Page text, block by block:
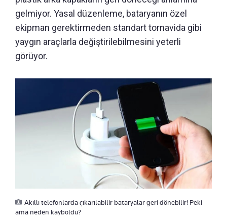
gelmiyor. Yasal düzenleme, bataryanın özel
ekipman gerektirmeden standart tornavida gibi
yaygın araçlarla değiştirilebilmesini yeterli
görüyor.
Akıllı telefonlarda çıkarılabilir bataryalar geri dönebilir! Peki
ama neden kayboldu?